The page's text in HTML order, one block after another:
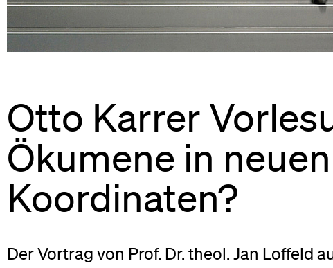
Otto Karrer
Ökumene in neuen
Koordinaten?
Der Vortrag von Prof. Dr. theol. Jan Loffeld
Forschende
Stellensuchende